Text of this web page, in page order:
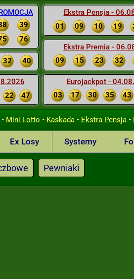
39
76
32 40
22 47
Ekstra Pensja -
01
09 10 19
Ekstra Premia -
09
15 23 32
Eurojackpot -
03
17 30 35 43
• Mini Lotto • Kaskada• Ekstra Pensja•
Ex Losy Systemy
Pewniaki